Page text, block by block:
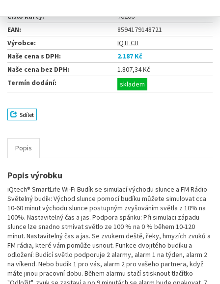
Číslo karty:
76206
EAN:
8594179148721
Výrobce:
IQTECH
Naše cena s DPH:
2.187 Kč
Naše cena bez DPH:
1.807,34 Kč
Termín dodání:
skladem
Sdílet
Popis
Popis výrobku
iQtech® SmartLife Wi-Fi Budík se simulací východu slunce a FM Rádio
Světelný budík: Východ slunce pomocí budíku můžete simulovat cca
10-60 minut východu slunce postupným zvyšováním světla z 10% na
100%. Nastavitelný čas a jas. Podpora spánku: Při simulaci západu
slunce lze snadno stmívat světlo ze 100 % na 0 % během 10-120
minut. Nastavitelný čas a jas. Se zvukem deště, řeky, hmyzích zvuků a
FM rádia, které vám pomůže usnout. Funkce dvojitého budíku a
odložení: Budící světlo podporuje 2 alarmy, alarm 1 na týden, alarm 2
na víkend. Nebo budík 1 pro vás, alarm 2 pro vašeho partnera, když
máte jinou pracovní dobu. Během alarmu stačí stisknout tlačítko